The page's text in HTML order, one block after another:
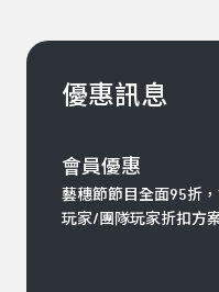
優惠訊息
會員優惠
藝穗節節目全面95折
玩家/團隊玩家折扣方